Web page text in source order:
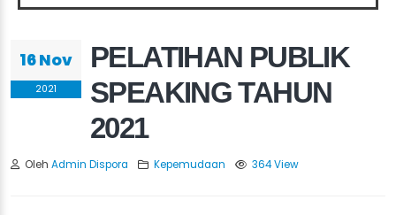
16 Nov
2021
PELATIHAN PUBLIK
SPEAKING TAHUN
2021
Oleh Admin Dispora Kepemudaan 364 View